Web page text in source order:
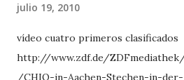
julio 19, 2010
vídeo cuatro primeros clasificados
http://www.zdf.de/
/CHIO-in-Aachen-Stechen-in-der-